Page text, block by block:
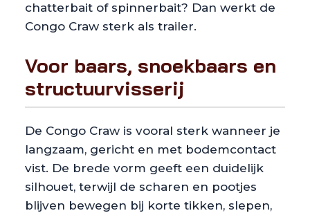
chatterbait of spinnerbait? Dan werkt de
Congo Craw sterk als trailer.
Voor baars, snoekbaars en
structuurvisserij
De Congo Craw is vooral sterk wanneer je
langzaam, gericht en met bodemcontact
vist. De brede vorm geeft een duidelijk
silhouet, terwijl de scharen en pootjes
blijven bewegen bij korte tikken, slepen,